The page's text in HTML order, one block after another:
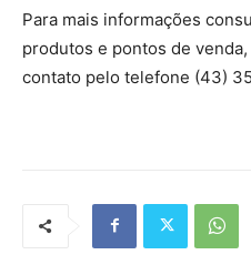
Para mais informações
produtos e pontos de venda,
contato pelo telefone (43)